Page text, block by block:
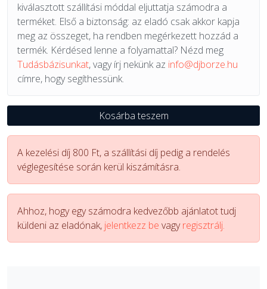
kiválasztott szállítási móddal eljuttatja számodra a
terméket. Első a biztonság: az eladó csak akkor kapja
meg az összeget, ha rendben megérkezett hozzád a
termék. Kérdésed lenne a folyamattal? Nézd meg
Tudásbázisunkat, vagy írj nekünk az info@djborze.hu
címre, hogy segíthessünk.
Kosárba teszem
A kezelési díj 800 Ft, a szállítási díj pedig a rendelés
véglegesítése során kerül kiszámításra.
Ahhoz, hogy egy számodra kedvezőbb ajánlatot tudj
küldeni az eladónak, jelentkezz be vagyregisztrálj.